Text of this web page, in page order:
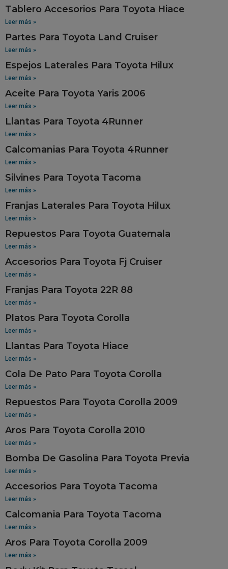
Tablero Accesorios Para Toyota Hiace
Leer más »
Partes Para Toyota Land Cruiser
Leer más »
Espejos Laterales Para Toyota Hilux
Leer más »
Aceite Para Toyota Yaris 2006
Leer más »
Llantas Para Toyota 4Runner
Leer más »
Calcomanias Para Toyota 4Runner
Leer más »
Silvines Para Toyota Tacoma
Leer más »
Franjas Laterales Para Toyota Hilux
Leer más »
Repuestos Para Toyota Guatemala
Leer más »
Accesorios Para Toyota Fj Cruiser
Leer más »
Franjas Para Toyota 22R 88
Leer más »
Platos Para Toyota Corolla
Leer más »
Llantas Para Toyota Hiace
Leer más »
Cola De Pato Para Toyota Corolla
Leer más »
Repuestos Para Toyota Corolla 2009
Leer más »
Aros Para Toyota Corolla 2010
Leer más »
Bomba De Gasolina Para Toyota Previa
Leer más »
Accesorios Para Toyota Tacoma
Leer más »
Calcomania Para Toyota Tacoma
Leer más »
Aros Para Toyota Corolla 2009
Leer más »